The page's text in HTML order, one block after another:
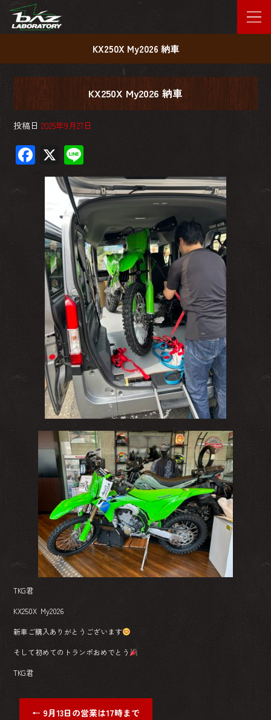
KX250X My2026 納車
KX250X My2026 納車
投稿日 2025年9月27日
F
ac
b
o
ok
X
ne
TKG君
KX250X My2026
新車ご購入ありがとうございます
そして初めてのトランポおめでとう
TKG君
← 9月13日の営業は17時まで